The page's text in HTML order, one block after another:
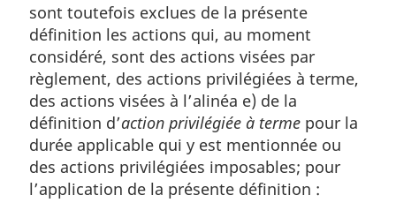
sont toutefois exclues de la présente
définition les actions qui, au moment
considéré, sont des actions visées par
règlement, des actions privilégiées à terme,
des actions visées à l’alinéa e) de la
définition d’action privilégiée à terme pour la
durée applicable qui y est mentionnée ou
des actions privilégiées imposables; pour
l’application de la présente définition :